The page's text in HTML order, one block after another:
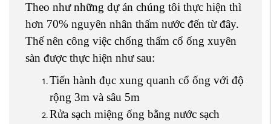
Theo như những dự án chúng tôi thực hiện thì
hơn 70% nguyên nhân thấm nước đến từ đây.
Thế nên công việc chống thấm cổ ống xuyên
sàn được thực hiện như sau:
Tiến hành đục xung quanh cổ ống với độ
rộng 3m và sâu 5m
Rửa sạch miệng ống bằng nước sạch